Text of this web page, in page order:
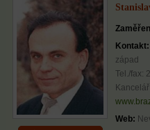
Kontakt:
západ
Tel./fax:
Web: